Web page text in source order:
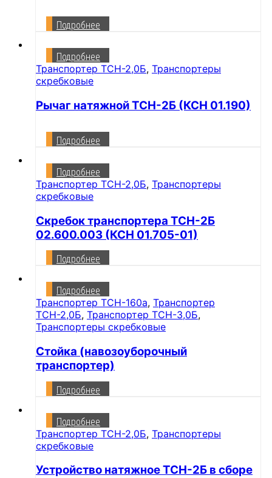
Подробнее
Подробнее
Транспортер ТСН-2,0Б, Транспортеры
скребковые
Рычаг натяжной ТСН-2Б (КСН 01.190)
Подробнее
Подробнее
Транспортер ТСН-2,0Б, Транспортеры
скребковые
Скребок транспортера ТСН-2Б
02.600.003 (КСН 01.705-01)
Подробнее
Подробнее
Транспортер ТСН-160а, Транспортер
ТСН-2,0Б, Транспортер ТСН-3,0Б,
Транспортеры скребковые
Стойка (навозоуборочный
транспортер)
Подробнее
Подробнее
Транспортер ТСН-2,0Б, Транспортеры
скребковые
Устройство натяжное ТСН-2Б в сборе